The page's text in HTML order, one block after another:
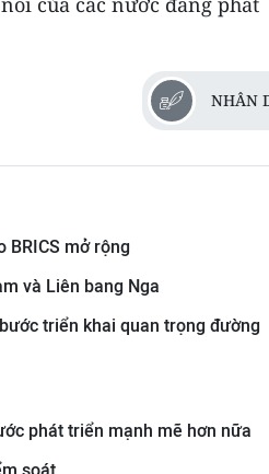
NHÂN
BRICS mở rộng
và Liên bang Nga
triển khai quan trọng đường
phát triển mạnh mẽ hơn nữa